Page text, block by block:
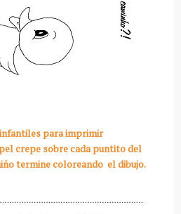
para imprimir
crepe sobre cada puntito del
termine coloreando el dibujo.